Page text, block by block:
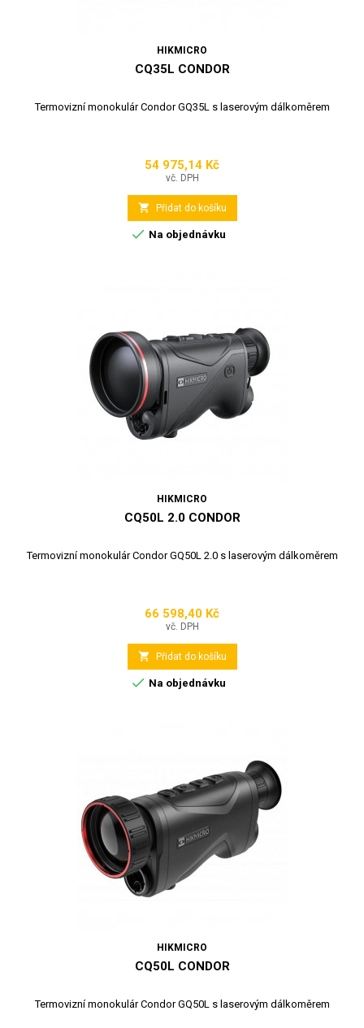
HIKMICRO
CQ35L CONDOR
Termovizní monokulár Condor GQ35L s laserovým dálkoměrem
Cena
54 975,14 Kč
vč. DPH
 Přidat do košíku
 Na objednávku
HIKMICRO
CQ50L 2.0 CONDOR
Termovizní monokulár Condor GQ50L 2.0 s laserovým dálkoměrem
Cena
66 598,40 Kč
vč. DPH
 Přidat do košíku
 Na objednávku
HIKMICRO
CQ50L CONDOR
Termovizní monokulár Condor GQ50L s laserovým dálkoměrem